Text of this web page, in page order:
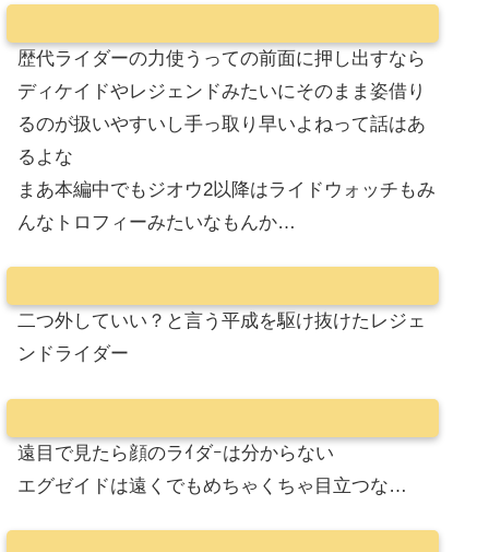
歴代ライダーの力使うっての前面に押し出すなら
ディケイドやレジェンドみたいにそのまま姿借り
るのが扱いやすいし手っ取り早いよねって話はあ
るよな
まあ本編中でもジオウ2以降はライドウォッチもみ
んなトロフィーみたいなもんか…
二つ外していい？と言う平成を駆け抜けたレジェ
ンドライダー
遠目で見たら顔のラｲダｰは分からない
エグゼイドは遠くでもめちゃくちゃ目立つな…